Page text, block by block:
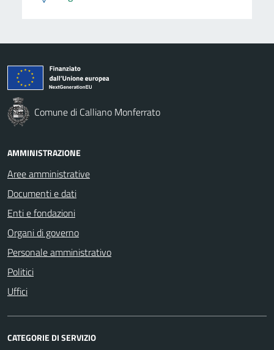
Comune di Calliano Monferrato
AMMINISTRAZIONE
Aree amministrative
Documenti e dati
Enti e fondazioni
Organi di governo
Personale amministrativo
Politici
Uffici
CATEGORIE DI SERVIZIO